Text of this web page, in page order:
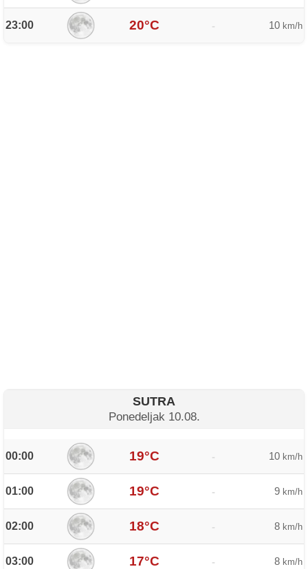
23:00 20°C - 10 km/h
SUTRA
Ponedeljak 10.08.
00:00 19°C - 10 km/h
01:00 19°C - 9 km/h
02:00 18°C - 8 km/h
03:00 17°C - 8 km/h